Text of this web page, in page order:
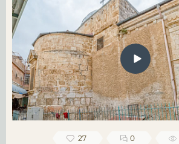
27 0